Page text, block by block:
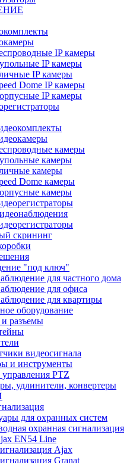
IP камеры
IP камеры
IP камеры
Dome IP камеры
IP камеры
камеры
камеры
камеры
Dome камеры
камеры
скрининг
"под ключ"
для частного дома
для офиса
для квартиры
оборудование
разъемы
видеосигнала
и инструменты
PTZ
удлинители, конвертеры
для охранных систем
охранная сигнализация
EN54 Line
Ajax
Granat